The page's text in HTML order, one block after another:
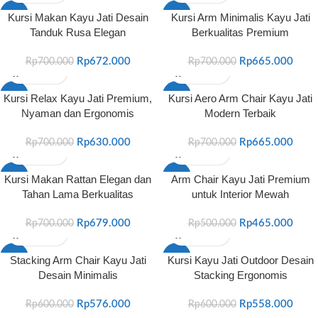
-4%
Kursi Makan Kayu Jati Desain
Tanduk Rusa Elegan
Rp700.000 Rp672.000
-5%
Kursi Arm Minimalis Kayu Jati
Berkualitas Premium
Rp700.000 Rp665.000
-10%
Kursi Relax Kayu Jati Premium,
Nyaman dan Ergonomis
Rp700.000 Rp630.000
-5%
Kursi Aero Arm Chair Kayu Jati
Modern Terbaik
Rp700.000 Rp665.000
-3%
Kursi Makan Rattan Elegan dan
Tahan Lama Berkualitas
Rp700.000 Rp679.000
-7%
Arm Chair Kayu Jati Premium
untuk Interior Mewah
Rp500.000 Rp465.000
-4%
Stacking Arm Chair Kayu Jati
Desain Minimalis
Rp600.000 Rp576.000
-7%
Kursi Kayu Jati Outdoor Desain
Stacking Ergonomis
Rp600.000 Rp558.000